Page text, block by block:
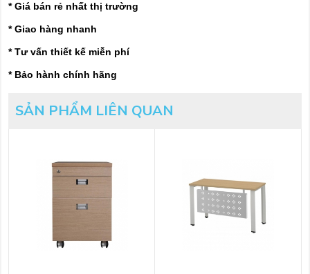
* Giá bán rẻ nhất thị trường
* Giao hàng nhanh
* Tư vấn thiết kế miễn phí
* Bảo hành chính hãng
SẢN PHẨM LIÊN QUAN